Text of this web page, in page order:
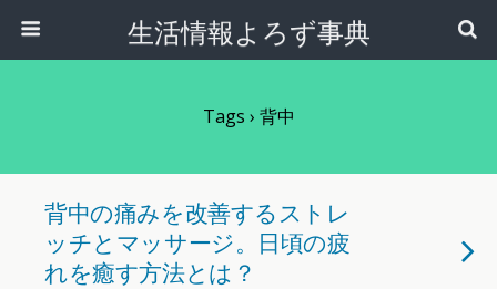
生活情報よろず事典
Tags › 背中
背中の痛みを改善するストレ
ッチとマッサージ。日頃の疲
れを癒す方法とは？